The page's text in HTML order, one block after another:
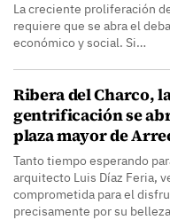
La creciente proliferación
requiere que se abra el
económico y social. Si…
Ribera del Charco,
gentrificación se
plaza mayor de
Tanto tiempo esperando
arquitecto Luis Díaz Feria,
comprometida para el
precisamente por su